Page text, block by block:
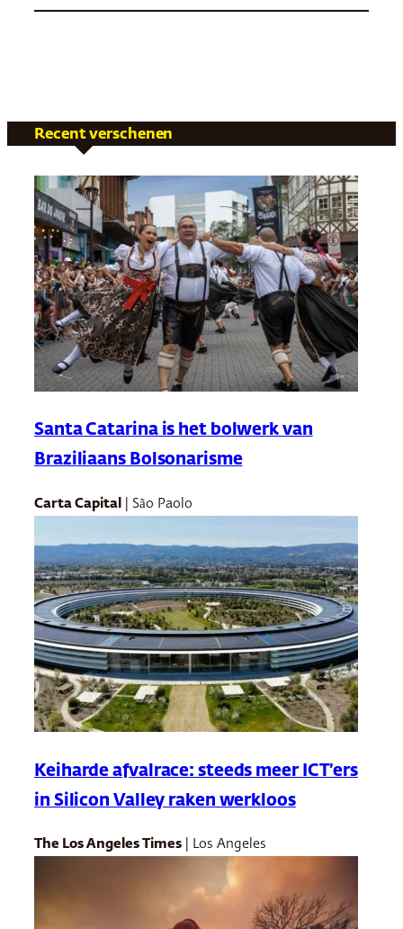
Recent verschenen
Santa Catarina is het bolwerk van
Braziliaans Bolsonarisme
Carta Capital | São Paolo
Keiharde afvalrace: steeds meer ICT’ers
in Silicon Valley raken werkloos
The Los Angeles Times | Los Angeles